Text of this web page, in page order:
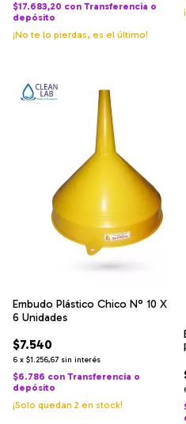
$17.683,20 con Transferencia o
depósito
¡No te lo pierdas, es el último!
Embudo Plástico Chico N° 10 X
6 Unidades
$7.540
6 x $1.256,67 sin interés
$6.786 con Transferencia o
depósito
¡Solo quedan 2 en stock!